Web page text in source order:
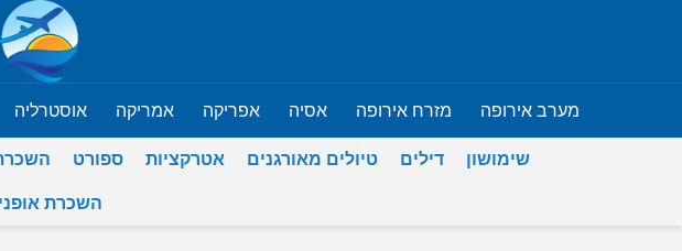
מערב אירופה מזרח אירופה אסיה אפריקה אמריקה אוסטרליה
שימושון דילים טיולים מאורגנים אטרקציות ספורט
השכרת